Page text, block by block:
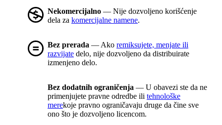
Nekomercijalno — Nije dozvoljeno korišćenje
dela za komercijalne namene.
Bez prerada — Ako remiksujete, menjate ili
razvijate delo, nije dozvoljeno da distribuirate
izmenjeno delo.
Bez dodatnih ograničenja — U obavezi ste da ne
primenjujete pravne odredbe ili tehnološke
merekoje pravno ograničavaju druge da čine sve
ono što je dozvoljeno licencom.